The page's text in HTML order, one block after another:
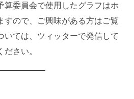
算委員会で使用したグラフはホ
すので、ご興味がある方はご覧
いては、ツィッターで発信して
さい。